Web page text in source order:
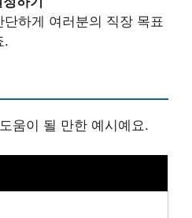
하게 여러분의 직장 목표
.
움이 될 만한 예시예요.